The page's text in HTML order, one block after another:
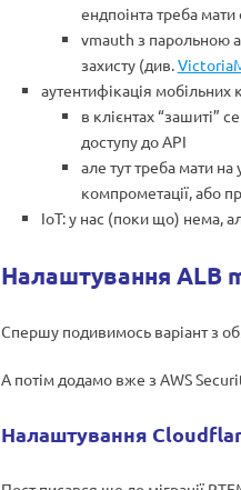
ендпоінта треба
vmauth з парольною
захисту (див.
аутентифікація мобільних
в клієнтах “зашиті”
доступу до API
але тут треба мати
компрометації, або
IoT: у нас (поки що) нема,
Налаштування ALB
Спершу подивимось варіант з
А потім додамо вже з AWS
Налаштування